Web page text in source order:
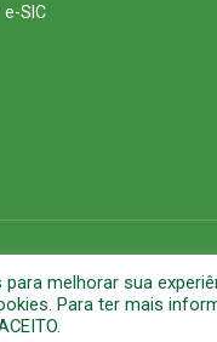
e-SIC
melhorar sua
Para ter mais